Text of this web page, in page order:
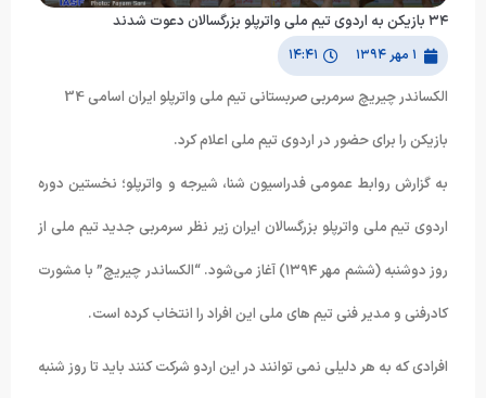
۳۴ بازیکن به اردوی تیم ملی واترپلو بزرگسالان دعوت شدند
۱۴:۴۱
الکساندر چیریچ سرمربی صربستانی تیم ملی واترپلو ایران اسامی 34
بازیکن را برای حضور در اردوی تیم ملی اعلام کرد.
به گزارش روابط عمومی فدراسیون شنا، شیرجه و واترپلو؛ نخستین دوره
اردوی تیم ملی واترپلو بزرگسالان ایران زیر نظر سرمربی جدید تیم ملی از
روز دوشنبه (ششم مهر ۱۳۹۴) آغاز می‌شود. “الکساندر چیریچ” با مشورت
کادرفنی و مدیر فنی تیم های ملی این افراد را انتخاب کرده است.
افرادی که به هر دلیلی نمی توانند در این اردو شرکت کنند باید تا روز شنبه